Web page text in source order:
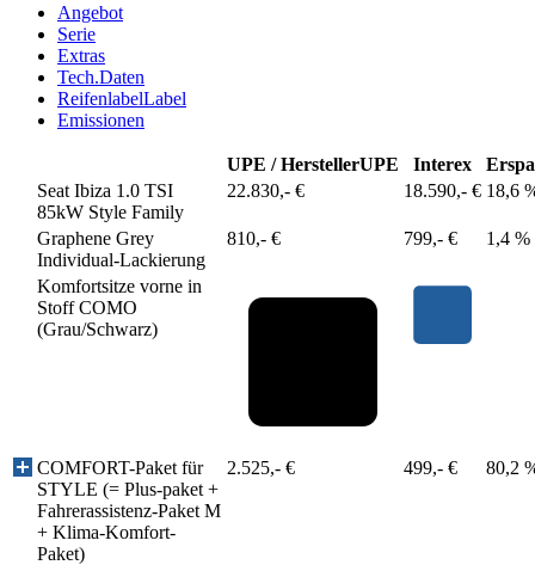
Angebot
Serie
Extras
Tech.Daten
ReifenlabelLabel
Emissionen
UPE / HerstellerUPE Interex
Seat Ibiza 1.0 TSI
85kW Style Family
22.830,- € 18.590,- € 18,6
Graphene Grey
Individual-Lackierung
810,- € 799,- € 1,4 %
Komfortsitze vorne in
Stoff COMO
(Grau/Schwarz)
COMFORT-Paket für
STYLE (= Plus-paket +
Fahrerassistenz-Paket M
+ Klima-Komfort-
Paket)
2.525,- € 499,- € 80,2